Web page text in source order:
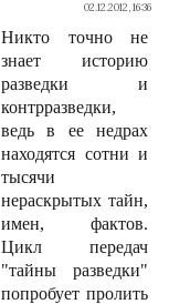
02.12.2012, 16:36
Никто точно не
знает историю
разведки и
контрразведки,
ведь в ее недрах
находятся сотни и
тысячи
нераскрытых тайн,
имен, фактов.
Цикл передач
"тайны разведки"
попробует пролить